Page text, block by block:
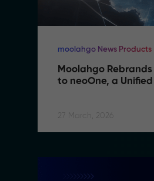
moolahgo News Products
Moolahgo
to neoOne, a
27 March, 2026